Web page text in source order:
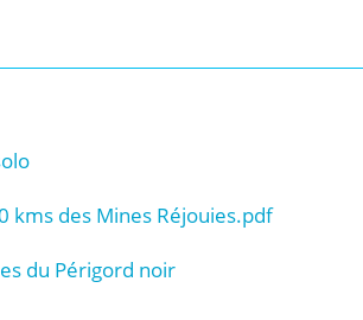
kms des Mines Réjouies.pdf
du Périgord noir